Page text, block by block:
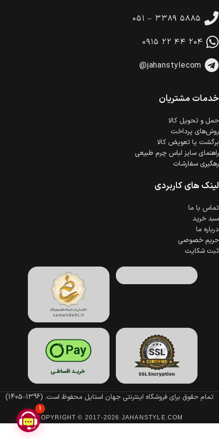
در هنگام خرید محصول، امکان انتخاب پرداخت در محل
وجود دارد.
خرید اقساطی با شرایط آسان و بدون ضامن امکان‌پذیر
است.
گارانتی معتبر برای تمامی محصولات ارائه می‌شود.
۰۵۱ – ۳۳۸۹ ۵۸۸۵
۰۹۱۵ ۲۲ ۴۴ ۲۰۴
@jahanstylecom
خدمات مشتریان
حمل‌ و تحویل کالا
روش‌های پرداخت
برگشت یا تعویض کالا
راهنمای سایز لباس چرم طبیعی
رهگیری سفارشات
لینک های کاربردی
تماس با ما
سبد خرید
درباره ما
حریم خصوصی
ثبت شکایت
تمام حقوق برای فروشگاه اینترنتی جهان استایل محفوظ است. (1396–1405)
COPYRIGHT © 2017-2026 JAHANSTYLE.COM
1